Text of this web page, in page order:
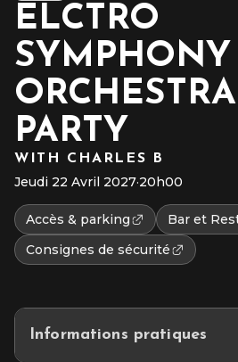
ELCTRO
SYMPHONY
PARTY
WITH CHARLES B
Jeudi 22 Avril 2027·20h00
Accès & parking
Bar et
Consignes de sécurité
Informations pratiques